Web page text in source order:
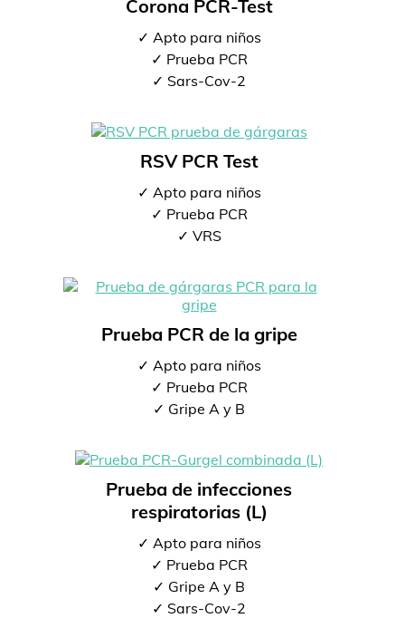
Corona PCR-Test
✓ Apto para niños
✓ Prueba PCR
✓ Sars-Cov-2
RSV PCR Test
✓ Apto para niños
✓ Prueba PCR
✓ VRS
Prueba PCR de la gripe
✓ Apto para niños
✓ Prueba PCR
✓ Gripe A y B
Prueba de infecciones
respiratorias (L)
✓ Apto para niños
✓ Prueba PCR
✓ Gripe A y B
✓ Sars-Cov-2